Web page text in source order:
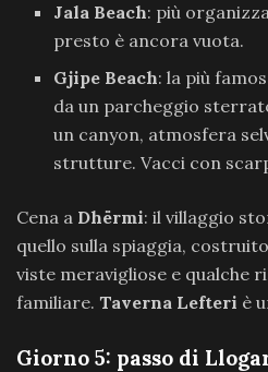
Jala Beach: più
presto è ancora vuota.
Gjipe Beach: la più
da un parcheggio
un canyon, atmosfera
strutture. Vacci con
Cena a Dhërmi: il villaggio
quello sulla spiaggia,
viste meravigliose e qualche
familiare. Taverna Lefteri è
Giorno 5: passo di